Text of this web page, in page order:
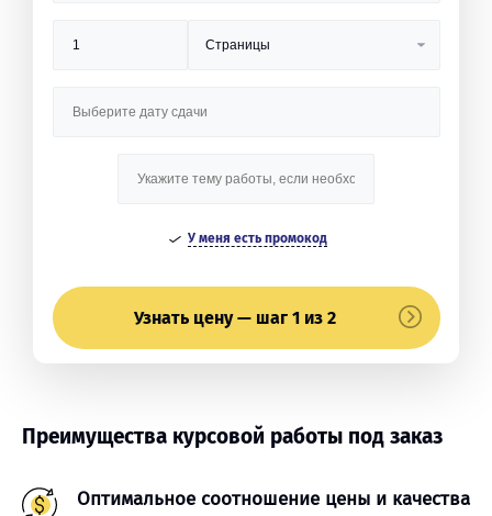
У меня есть промокод
Узнать цену — шаг 1 из 2
Преимущества курсовой работы под заказ
Оптимальное соотношение цены и качества